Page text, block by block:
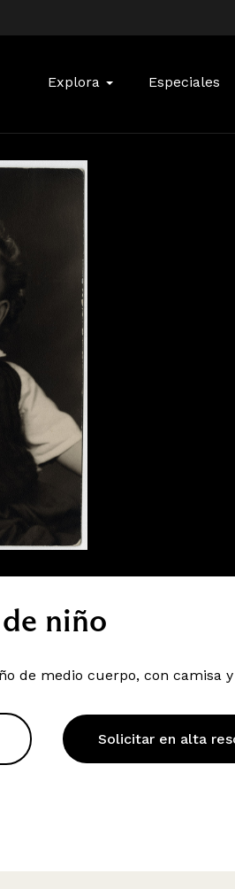
Explora Especiales
niño
de medio cuerpo, con camisa
Solicitar en alta